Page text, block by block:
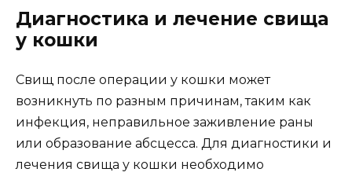
Диагностика и лечение свища
у кошки
Свищ после операции у кошки может
возникнуть по разным причинам, таким как
инфекция, неправильное заживление раны
или образование абсцесса. Для диагностики и
лечения свища у кошки необходимо